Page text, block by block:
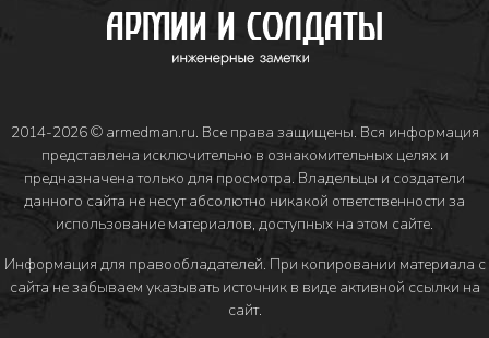
2014-2026 © armedman.ru. Все права защищены. Вся информация
представлена исключительно в ознакомительных целях и
предназначена только для просмотра. Владельцы и создатели
данного сайта не несут абсолютно никакой ответственности за
использование материалов, доступных на этом сайте.
Информация для правообладателей. При копировании материала с
сайта не забываем указывать источник в виде активной ссылки на
сайт.